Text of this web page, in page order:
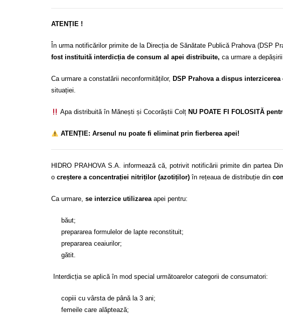
ATENȚIE !
În urma notificărilor primite de la Direcția de Sănătate Publică Prahova (DSP
fost instituită interdicția de consum al apei distribuite, ca urmare a
Ca urmare a constatării neconformităților, DSP Prahova a dispus
situației.
Apa distribuită în Mănești și Cocorăștii Colț NU POATE FI FOLOSITĂ
ATENȚIE: Arsenul nu poate fi eliminat prin fierberea apei!
HIDRO PRAHOVA S.A. informează că, potrivit notificării primite din partea
o creștere a concentrației nitriților (azotiților) în rețeaua de distribuție din
Ca urmare, se interzice utilizarea apei pentru:
băut;
prepararea formulelor de lapte reconstituit;
prepararea ceaiurilor;
gătit.
Interdicția se aplică în mod special următoarelor categorii de consumatori:
copiii cu vârsta de până la 3 ani;
femeile care alăptează;